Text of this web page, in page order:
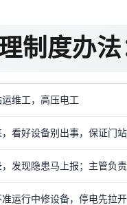
制度办
维工，高压电工
看好设备别出事，保证门
发现隐患马上报；主管负
运行中修设备，停电先拉